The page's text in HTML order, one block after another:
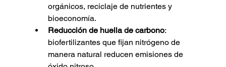
orgánicos, reciclaje de nutrientes y
bioeconomía.
Reducción de huella de carbono:
biofertilizantes que fijan nitrógeno de
manera natural reducen emisiones de